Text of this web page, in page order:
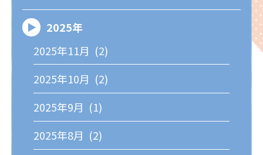
2025年
2025年11月 (2)
2025年10月 (2)
2025年9月 (1)
2025年8月 (2)